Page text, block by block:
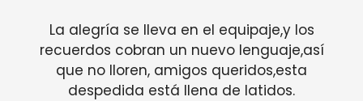
La alegría se lleva en el equipaje,y los
recuerdos cobran un nuevo lenguaje,así
que no lloren, amigos queridos,esta
despedida está llena de latidos.